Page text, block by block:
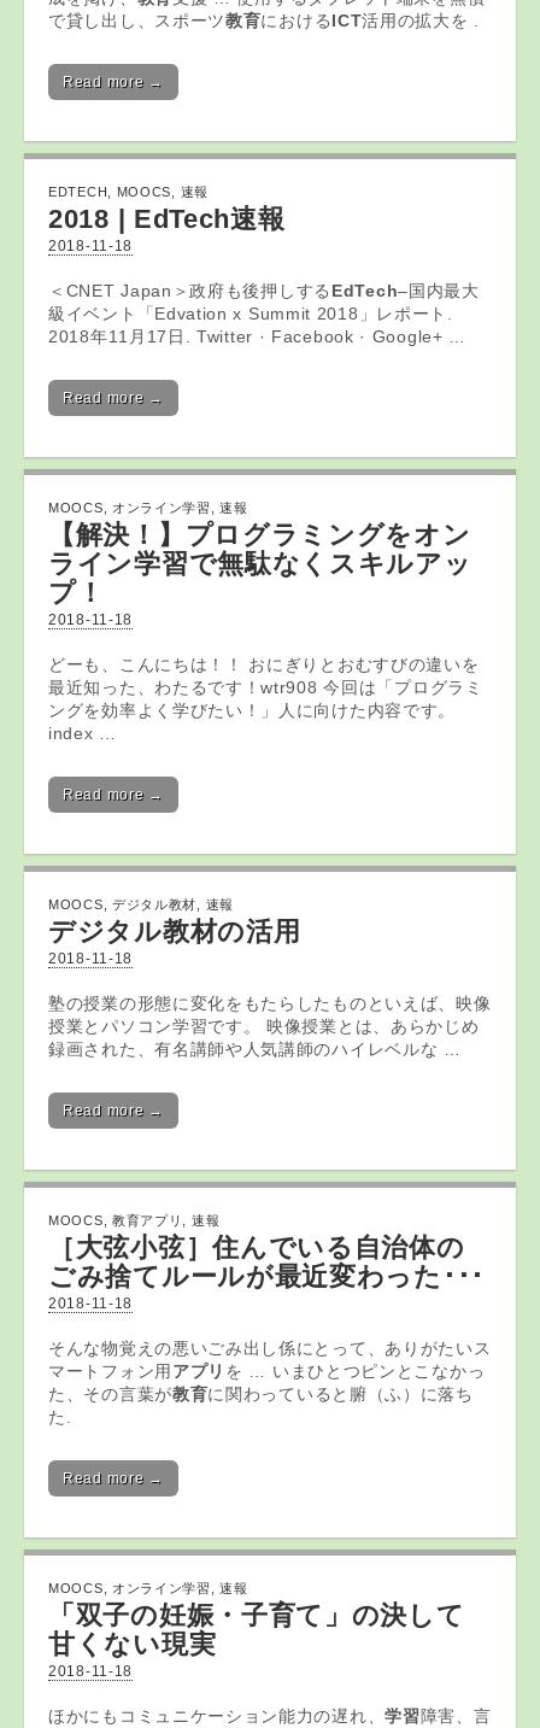
で貸し出し、スポーツ教育におけるICT活用の拡大を .
Read more →
EDTECH MOOCS 速報
2018 | EdTech速報
2018-11-18
＜CNET Japan＞政府も後押しする EdTech–国内最大
級イベント「Edvation x Summit 2018」レポート.
2018年11月17日. Twitter · Facebook · Google+ …
Read more →
MOOCS オンライン学習 ,速報
【解決！】プログラミングをオン
ライン学習で無駄なくスキルアッ
プ！
2018-11-18
どーも、こんにちは！！ おにぎりとおむすびの違いを
最近知った、わたるです！wtr908 今回は「プログラミ
ングを効率よく学びたい！」人に向けた内容です。
index …
Read more →
MOOCS デジタル教材 速報
デジタル教材の活用
2018-11-18
塾の授業の形態に変化をもたらしたものといえば、映像
授業とパソコン学習です。 映像授業とは、あらかじめ
録画された、有名講師や人気講師のハイレベルな …
Read more →
MOOCS 教育アプリ 速報
［大弦小弦］住んでいる自治体の
ごみ捨てルールが最近変わった･･･
2018-11-18
そんな物覚えの悪いごみ出し係にとって、ありがたいス
マートフォン用 アプリ を … いまひとつピンとこなかっ
た、その言葉が教育に関わっていると腑（ふ）に落ち
た.
Read more →
MOOCS オンライン学習 ,速報
「双子の妊娠・子育て」の決して
甘くない現実
2018-11-18
ほかにもコミュニケーション能力の遅れ、学習障害、言